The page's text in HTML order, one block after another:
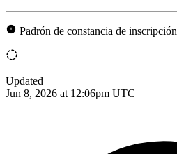
Padrón de constancia de inscripción
Updated
Jun 8, 2026 at 12:06pm UTC